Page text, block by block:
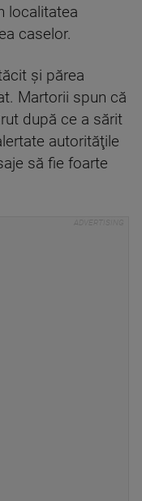
localitatea
caselor.
şi părea
Martorii spun că
după ce a sărit
autorităţile
să fie foarte